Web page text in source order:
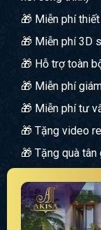
🎁 Miễn phí
🎁 Miễn phí 3D
🎁 Hỗ trợ toàn
🎁 Miễn phí
🎁 Miễn phí tư
🎁 Tặng video
🎁 Tặng quà